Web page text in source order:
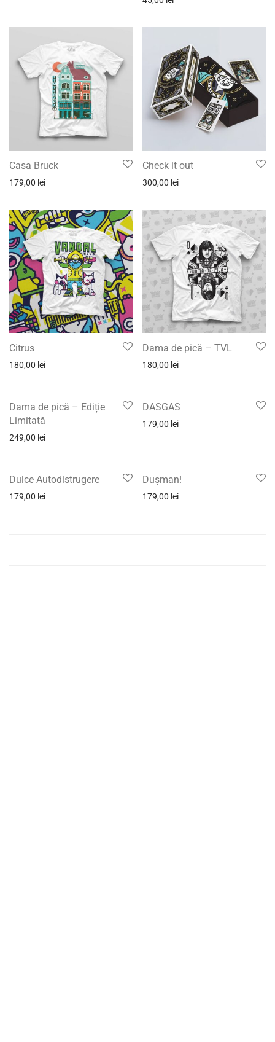
Casa Bruck
179,00 lei
Check it out
300,00 lei
Citrus
180,00 lei
Dama de pică – TVL
180,00 lei
Dama de pică – Ediție
Limitată
249,00 lei
DASGAS
179,00 lei
Dulce Autodistrugere
179,00 lei
Dușman!
179,00 lei